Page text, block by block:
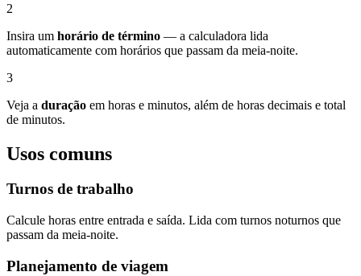
2
Insira um horário de término — a calculadora lida
automaticamente com horários que passam da meia-noite.
3
Veja a duração em horas e minutos, além de horas decimais e total
de minutos.
Usos comuns
Turnos de trabalho
Calcule horas entre entrada e saída. Lida com turnos noturnos que
passam da meia-noite.
Planejamento de viagem